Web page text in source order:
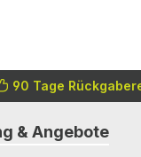
90 Tage
& Angebote